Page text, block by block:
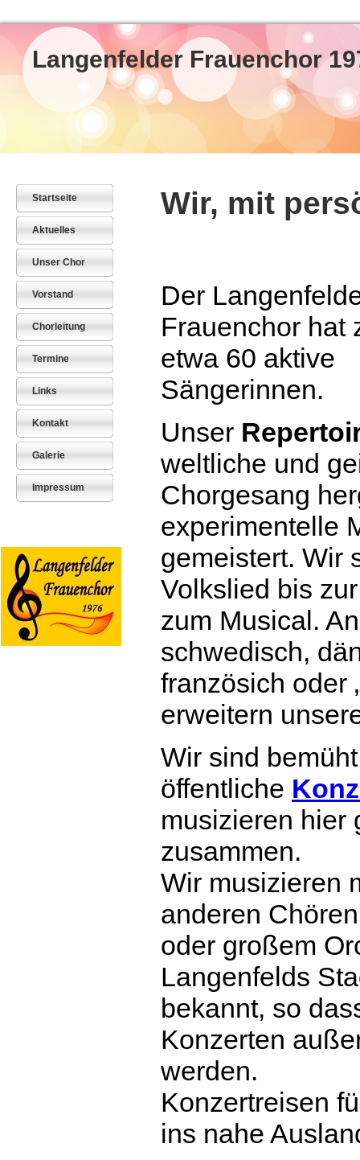
Langenfelder Frauenchor
Startseite
Aktuelles
Unser Chor
Vorstand
Chorleitung
Termine
Links
Kontakt
Galerie
Impressum
Wir, mit
Der
Frauenchor hat
etwa 60 aktive
Sängerinnen.
Unser
weltliche und
Chorgesang
experimentelle
gemeistert. Wir
Volkslied bis
zum Musical.
schwedisch,
französich oder
erweitern
Wir sind
öffentliche
musizieren hier
zusammen.
Wir musizieren
anderen
oder großem
Langenfelds
bekannt, so
Konzerten
werden.
Konzertreisen
ins nahe